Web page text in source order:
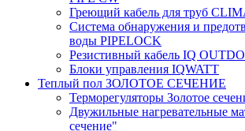
Греющий кабель для труб
Система обнаружения и
воды PIPELOCK
Резистивный кабель IQ
Блоки управления IQWATT
Теплый пол ЗОЛОТОЕ СЕЧЕНИЕ
Терморегуляторы Золотое
Двужильные нагревательные
сечение"